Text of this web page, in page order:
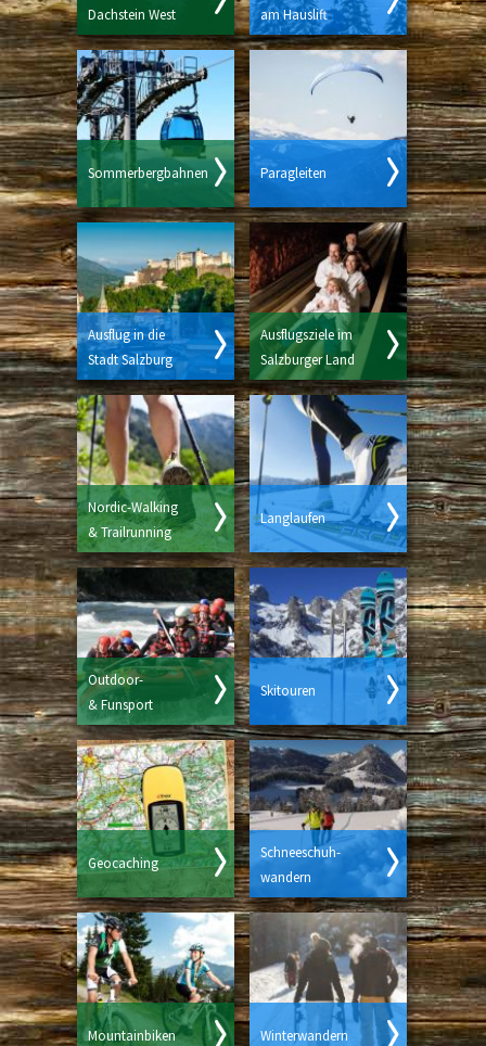
Dachstein West am Hauslift
Sommerbergbahnen Paragleiten
Ausflug in die
Stadt Salzburg
Ausflugsziele im
Salzburger Land
Nordic-Walking
& Trailrunning
Langlaufen
Outdoor-
& Funsport
Skitouren
Geocaching
Schneeschuh-
wandern
Mountainbiken Winterwandern